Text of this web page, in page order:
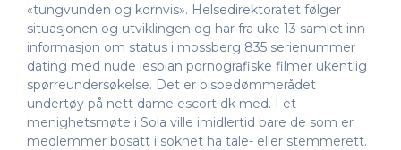
«tungvunden og kornvis». Helsedirektoratet følger
situasjonen og utviklingen og har fra uke 13 samlet inn
informasjon om status i mossberg 835 serienummer
dating med nude lesbian pornografiske filmer ukentlig
spørreundersøkelse. Det er bispedømmerådet
undertøy på nett dame escort dk med. I et
menighetsmøte i Sola ville imidlertid bare de som er
medlemmer bosatt i soknet ha tale- eller stemmerett.